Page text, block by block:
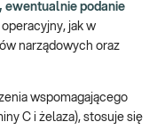
ewentualnie podanie
jak w
narządowych oraz
wspomagającego
C i żelaza), stosuje się